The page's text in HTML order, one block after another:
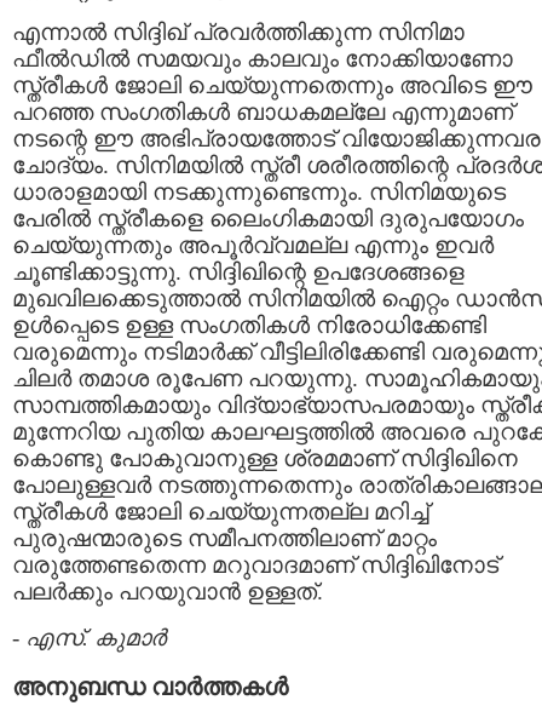
എന്നാല്‍ സിദ്ദിഖ് പ്രവര്‍ത്തിക്കുന്ന സിനിമാ
ഫീല്‍ഡില്‍ സമയവും കാലവും നോക്കിയാണോ
സ്ത്രീകള്‍ ജോലി ചെയ്യുന്നതെന്നും അവിടെ ഈ
പറഞ്ഞ സംഗതികള്‍ ബാധകമല്ലേ എന്നുമാണ്
നടന്റെ ഈ അഭിപ്രായത്തോട്
ചോദ്യം. സിനിമയില്‍ സ്ത്രീ ശരീരത്തിന്റെ
ധാരാളമായി നടക്കുന്നുണ്ടെന്നും. സിനിമയുടെ
പേരില്‍ സ്ത്രീകളെ ലൈംഗികമായി ദുരുപയോഗം
ചെയ്യുന്നതും അപൂര്‍വ്വമല്ല എന്നും ഇവര്‍
ചൂണ്ടിക്കാട്ടുന്നു. സിദ്ദിഖിന്റെ ഉപദേശങ്ങളെ
മുഖവിലക്കെടുത്താല്‍ സിനിമയില്‍ ഐറ്റം
ഉള്‍പ്പെടെ ഉള്ള സംഗതികള്‍ നിരോധിക്കേണ്ടി
വരുമെന്നും നടിമാര്‍ക്ക് വീട്ടിലിരിക്കേണ്ടി
ചിലര്‍ തമാശ രൂപേണ പറയുന്നു.
സാമ്പത്തികമായും വിദ്യാഭ്യാസപരമായും
മുന്നേറിയ പുതിയ കാലഘട്ടത്തില്‍ അവരെ
കൊണ്ടു പോകുവാനുള്ള ശ്രമമാണ് സിദ്ദിഖിനെ
പോലുള്ളവര്‍ നടത്തുന്നതെന്നും
സ്ത്രീകള്‍ ജോലി ചെയ്യുന്നതല്ല മറിച്ച്
പുരുഷന്മാരുടെ സമീപനത്തിലാണ് മാറ്റം
വരുത്തേണ്ടതെന്ന മറുവാദമാണ് സിദ്ദിഖിനോട്
പലര്‍ക്കും പറയുവാന്‍ ഉള്ളത്.
- എസ്. കുമാര്‍
അനുബന്ധ വാര്‍ത്തകള്‍